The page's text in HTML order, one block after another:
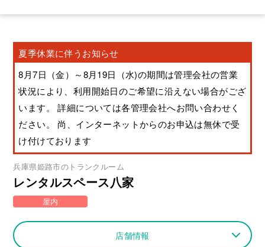
夏季休業に伴うお知らせ
8月7日（金）～8月19日（水)の期間は管理会社の営業
状況により、利用開始日のご希望に沿えない場合がござ
います。 詳細については各管理会社へお問い合わせく
ださい。 尚、インターネットからのお申込は無休で受
け付けております
兵庫県姫路市のトランクルーム
レンタルスペース八家
屋内
店舗情報